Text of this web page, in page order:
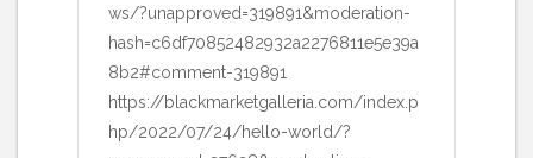
ws/?unapproved=319891&moderation-
hash=c6df70852482932a2276811e5e39a
8b2#comment-319891
https://blackmarketgalleria.com/index.p
hp/2022/07/24/hello-world/?